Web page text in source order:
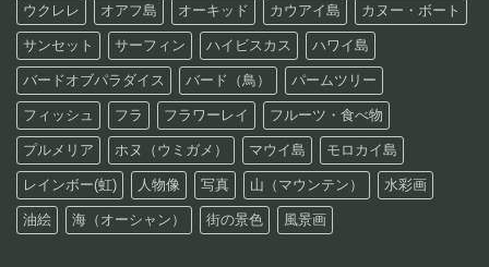
ウクレレ オアフ島 オーキッド カウアイ島 カヌー・ボート
サンセット サーフィン ハイビスカス ハワイ島
バードオブパラダイス バード（鳥） パームツリー
フィッシュ フラ フラワーレイ フルーツ・食べ物
プルメリア ホヌ（ウミガメ） マウイ島 モロカイ島
レインボー(虹) 人物像 写真 山（マウンテン） 水彩画
油絵 海（オーシャン） 街の景色 風景画